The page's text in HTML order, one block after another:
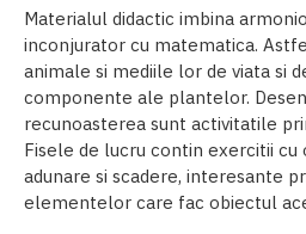
Materialul didactic imbina
inconjurator cu matematica.
animale si mediile lor de viata si
componente ale plantelor.
recunoasterea sunt activitatile
Fisele de lucru contin exercitii
adunare si scadere, interesante
elementelor care fac obiectul